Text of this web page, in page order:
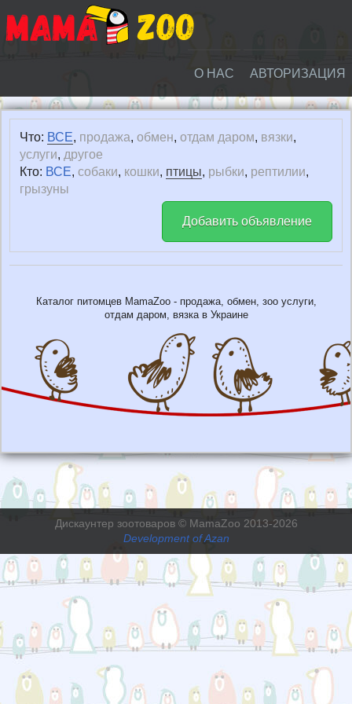
О НАС АВТОРИЗАЦИЯ
Что: ВСЕ, продажа, обмен, отдам даром, вязки,
услуги, другое
Кто: ВСЕ, собаки, кошки, птицы, рыбки, рептилии,
грызуны
Добавить объявление
Каталог питомцев MamaZoo - продажа, обмен, зоо услуги,
отдам даром, вязка в Украине
Дискаунтер зоотоваров © MamaZoo 2013-2026
Development of Azan